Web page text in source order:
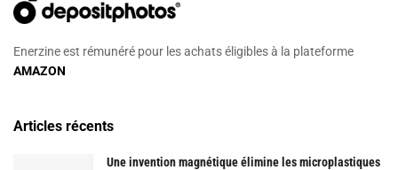
Enerzine est rémunéré pour les achats éligibles à la plateforme
AMAZON
Articles récents
Une invention magnétique élimine les microplastiques